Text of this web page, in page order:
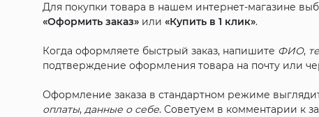
Для покупки товара в нашем интернет-магазине
«Оформить заказ» или«Купить в 1 клик».
Когда оформляете быстрый заказ, напишите ФИО,
подтверждение оформления товара на почту или
Оформление заказа в стандартном режиме
оплаты,данные о себе. Советуем в комментарии к